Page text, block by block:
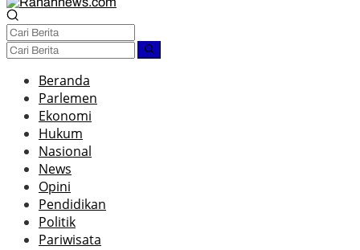
Beranda
Parlemen
Ekonomi
Hukum
Nasional
News
Opini
Pendidikan
Politik
Pariwisata